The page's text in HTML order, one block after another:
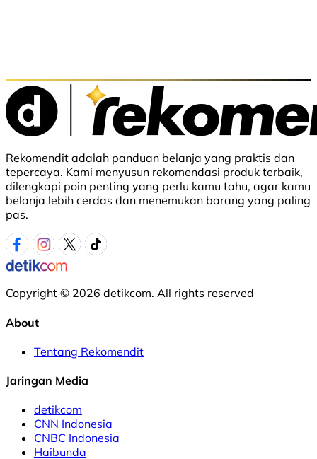
Rekomendit adalah panduan belanja yang praktis dan
tepercaya. Kami menyusun rekomendasi produk terbaik,
dilengkapi poin penting yang perlu kamu tahu, agar kamu
belanja lebih cerdas dan menemukan barang yang paling
pas.
Copyright © 2026 detikcom. All rights reserved
About
Tentang Rekomendit
Jaringan Media
detikcom
CNN Indonesia
CNBC Indonesia
Haibunda